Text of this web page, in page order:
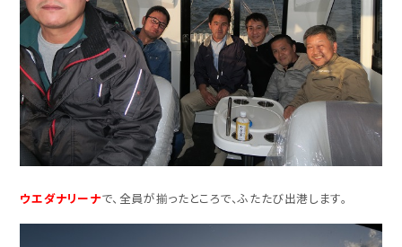
ウエダナリーナで、全員が揃ったところで、ふたたび出港します。